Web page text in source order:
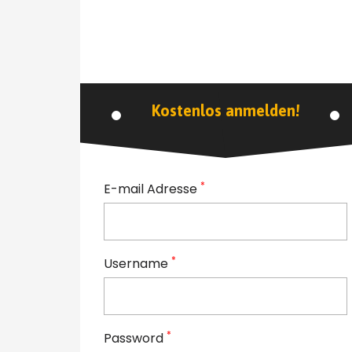
Kostenlos anmelden!
E-mail Adresse *
Username *
Password *